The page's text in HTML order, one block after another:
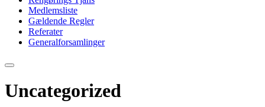
Medlemsliste
Gældende Regler
Referater
Generalforsamlinger
Uncategorized